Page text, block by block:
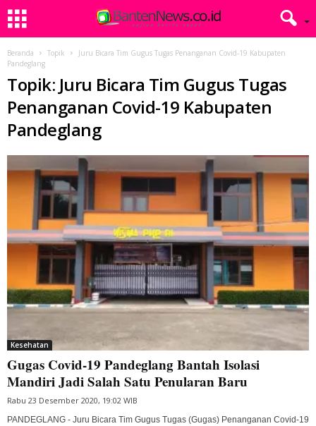
Beranda Topik
Juru Bicara Tim Gugus Tugas Penanganan Covid-19 Kabupaten
Pandeglang
Topik: Juru Bicara Tim Gugus Tugas
Penanganan Covid-19 Kabupaten
Pandeglang
Kesehatan
Gugas Covid-19 Pandeglang Bantah Isolasi
Mandiri Jadi Salah Satu Penularan Baru
Rabu 23 Desember 2020, 19:02 WIB
PANDEGLANG - Juru Bicara Tim Gugus Tugas (Gugas) Penanganan Covid-19